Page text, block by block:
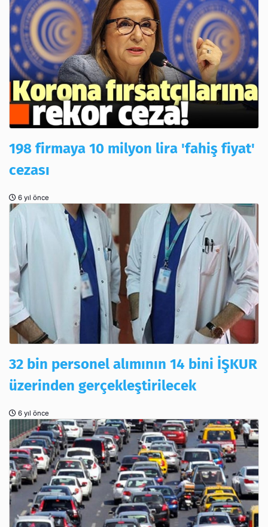
198 firmaya 10 milyon lira 'fahiş fiyat'
cezası
6 yıl önce
32 bin personel alımının 14 bini İŞKUR
üzerinden gerçekleştirilecek
6 yıl önce